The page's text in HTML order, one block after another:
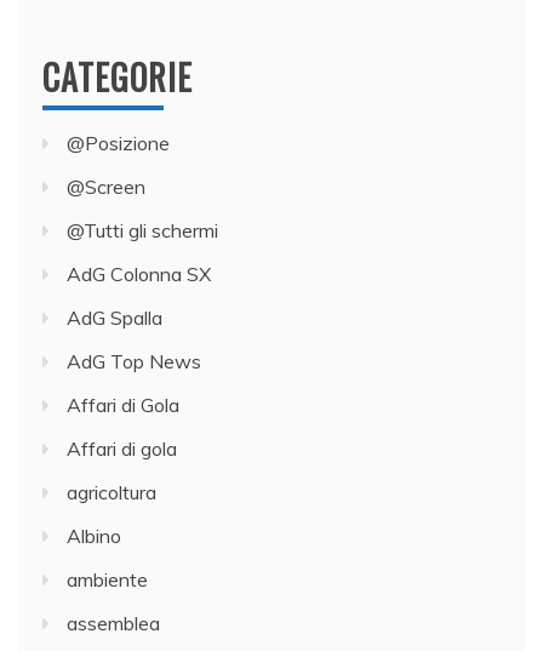
CATEGORIE
@Posizione
@Screen
@Tutti gli schermi
AdG Colonna SX
AdG Spalla
AdG Top News
Affari di Gola
Affari di gola
agricoltura
Albino
ambiente
assemblea